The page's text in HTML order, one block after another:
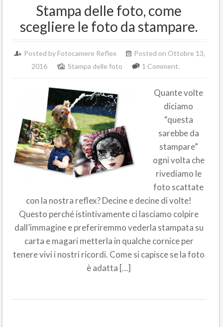
Stampa delle foto, come
scegliere le foto da stampare.
Posted by Fotocamere Reflex
Posted on Ottobre 13,
2016
Stampa delle foto 1 Comment.
Quante volte
diciamo
“questa
sarebbe da
stampare”
ogni volta che
rivediamo le
foto scattate
con la nostra reflex? Decine e decine di volte!
Questo perché istintivamente ci lasciamo colpire
dall’immagine e preferiremmo vederla stampata su
carta e magari metterla in qualche cornice per
tenere vivi i nostri ricordi. Come si capisce se la foto
è adatta […]